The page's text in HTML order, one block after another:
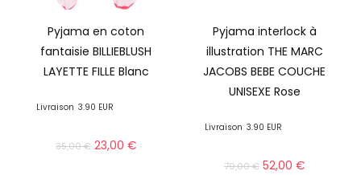
Pyjama en coton
fantaisie BILLIEBLUSH
LAYETTE FILLE Blanc
Livraison 3.90 EUR
35,00€ 23,00 €
Pyjama interlock à
illustration THE MARC
JACOBS BEBE COUCHE
UNISEXE Rose
Livraison 3.90 EUR
79,00€ 52,00 €